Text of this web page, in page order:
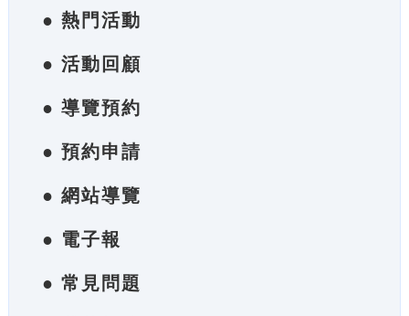
● 熱門活動
● 活動回顧
● 導覽預約
● 預約申請
● 網站導覽
● 電子報
● 常見問題